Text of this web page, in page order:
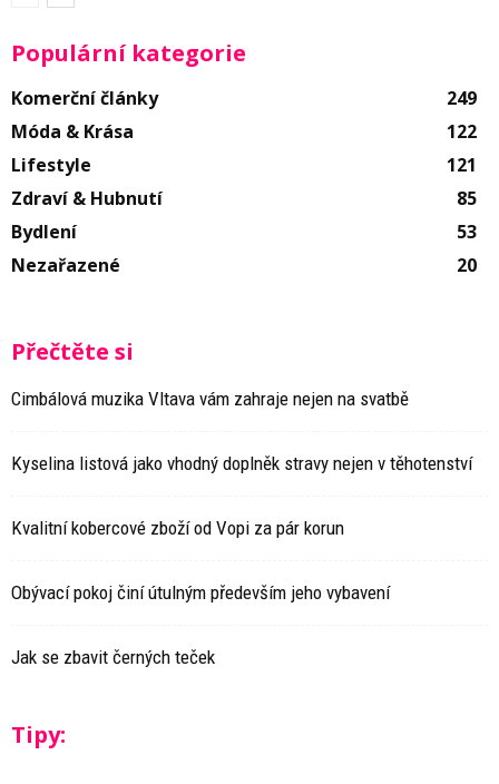
Populární kategorie
Komerční články
249
Móda & Krása
122
Lifestyle
121
Zdraví & Hubnutí
85
Bydlení
53
Nezařazené
20
Přečtěte si
Cimbálová muzika Vltava vám zahraje nejen na svatbě
Kyselina listová jako vhodný doplněk stravy nejen v těhotenství
Kvalitní kobercové zboží od Vopi za pár korun
Obývací pokoj činí útulným především jeho vybavení
Jak se zbavit černých teček
Tipy: